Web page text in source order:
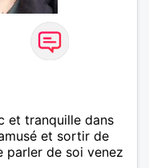
et tranquille dans
et sortir de
parler de soi venez